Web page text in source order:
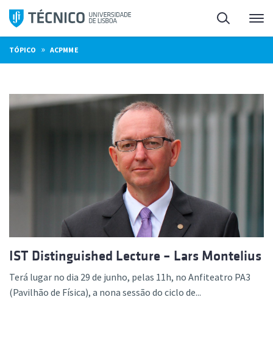
Saltar
para
o
conteúdo
Pesquisa
TÓPICO » ACPMME
IST Distinguished Lecture – Lars Montelius
Terá lugar no dia 29 de junho, pelas 11h, no Anfiteatro PA3
(Pavilhão de Física), a nona sessão do ciclo de...